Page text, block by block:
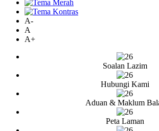
A-
A
A+
Soalan Lazim
Hubungi Kami
Aduan & Maklum
Peta Laman